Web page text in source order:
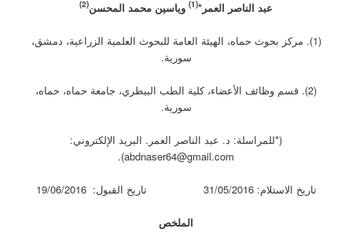
عبد الناصر العمر*(1) وياسين محمد المحسن(2)
(1). مركز بحوث حماه، الهيئة العامة للبحوث العلمية الزراعية، دمشق،
سورية.
(2). قسم وظائف الأعضاء، كلية الطب البيطري، جامعة حماه، حماه،
سورية.
(*للمراسلة: د. عبد الناصر العمر. البريد الإلكتروني:
abdnaser64@gmail.com).
تاريخ الاستلام: 31/05/2016 تاريخ القبول: 19/06/2016
الملخص